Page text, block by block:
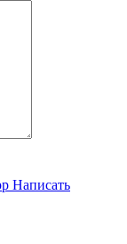
Написать